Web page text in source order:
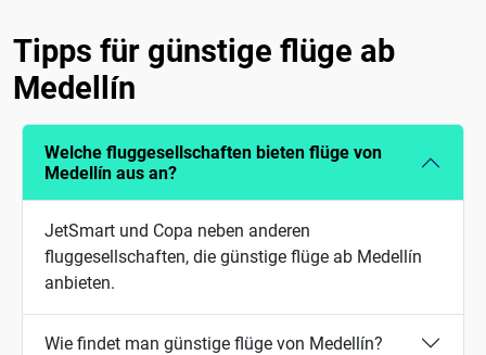
Tipps für günstige flüge ab
Medellín
Welche fluggesellschaften bieten flüge von
Medellín aus an?
JetSmart und Copa neben anderen
fluggesellschaften, die günstige flüge ab Medellín
anbieten.
Wie findet man günstige flüge von Medellín?